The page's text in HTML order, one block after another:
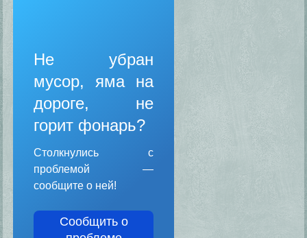
Не убран
мусор, яма на
дороге, не
горит фонарь?
Столкнулись с
проблемой —
сообщите о ней!
Сообщить о